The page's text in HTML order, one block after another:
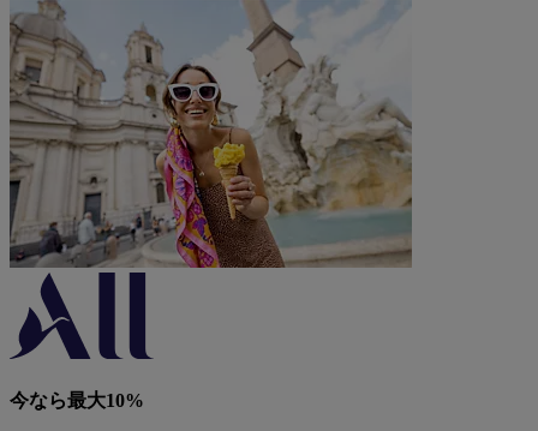
今なら最大10%